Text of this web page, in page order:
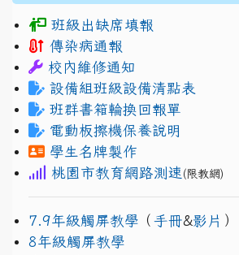
班級出缺席填報
傳染病通報
校內維修通知
設備組班級設備清點表
班群書箱輪換回報單
電動板擦機保養說明
學生名牌製作
桃園市教育網路測速 (限教網)
7.9年級觸屏教學 （ 手冊&影片 ）
8年級觸屏教學